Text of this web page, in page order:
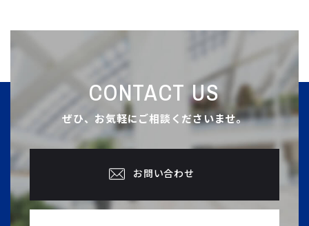
CONTACT US
ぜひ、お気軽にご相談くださいませ。
お問い合わせ